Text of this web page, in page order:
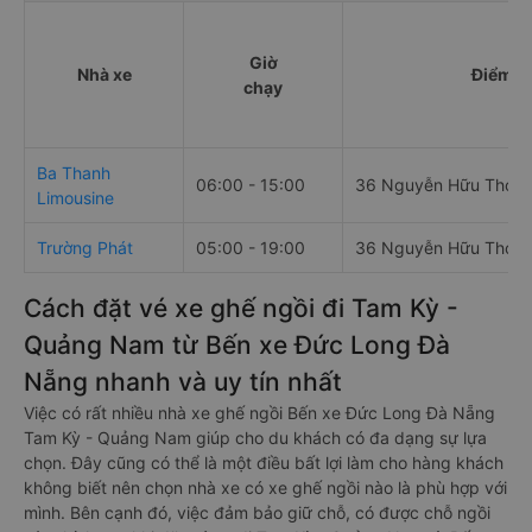
Nhà xe
Giờ
chạy
Điểm đi
Ba Thanh
Limousine
06:00 - 15:00 36 Nguyễn Hữu Thọ
Trường Phát 05:00 - 19:00 36 Nguyễn Hữu Thọ
Cách đặt vé xe ghế ngồi đi Tam Kỳ -
Quảng Nam từ Bến xe Đức Long Đà
Nẵng nhanh và uy tín nhất
Việc có rất nhiều nhà xe ghế ngồi Bến xe Đức Long Đà Nẵng
Tam Kỳ - Quảng Nam giúp cho du khách có đa dạng sự lựa
chọn. Đây cũng có thể là một điều bất lợi làm cho hàng khách
không biết nên chọn nhà xe có xe ghế ngồi nào là phù hợp với
mình. Bên cạnh đó, việc đảm bảo giữ chỗ, có được chỗ ngồi